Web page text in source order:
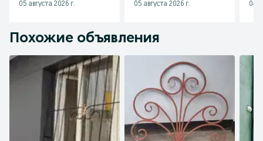
05 августа 2026 г.
05 августа 2026 г.
04
Похожие объявления